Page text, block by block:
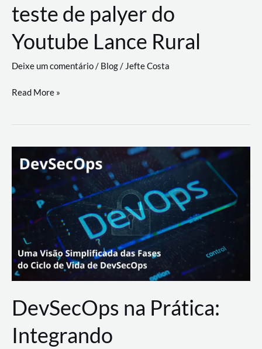
de
trabalho
com
a
workflows
teste de palyer do
Youtube Lance Rural
Deixe um comentário/ Blog/ Jefte Costa
teste
palyer
Lance
Rural
Read More »
DevSecOps na Prática:
Integrando